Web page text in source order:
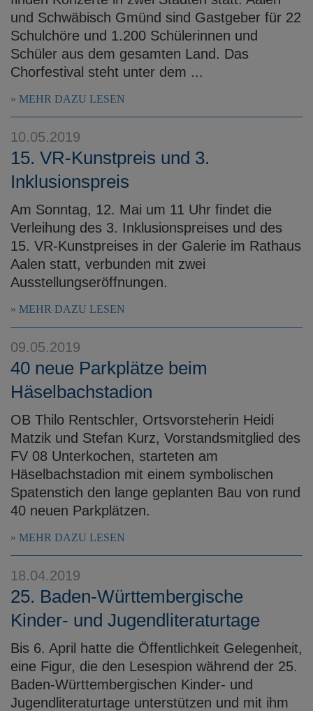
und Schwäbisch Gmünd sind Gastgeber für 22
Schulchöre und 1.200 Schülerinnen und
Schüler aus dem gesamten Land. Das
Chorfestival steht unter dem ...
MEHR DAZU LESEN
10.05.2019
15. VR-Kunstpreis und 3.
Inklusionspreis
Am Sonntag, 12. Mai um 11 Uhr findet die
Verleihung des 3. Inklusionspreises und des
15. VR-Kunstpreises in der Galerie im Rathaus
Aalen statt, verbunden mit zwei
Ausstellungseröffnungen.
MEHR DAZU LESEN
09.05.2019
40 neue Parkplätze beim
Häselbachstadion
OB Thilo Rentschler, Ortsvorsteherin Heidi
Matzik und Stefan Kurz, Vorstandsmitglied des
FV 08 Unterkochen, starteten am
Häselbachstadion mit einem symbolischen
Spatenstich den lange geplanten Bau von rund
40 neuen Parkplätzen.
MEHR DAZU LESEN
18.04.2019
25. Baden-Württembergische
Kinder- und Jugendliteraturtage
Bis 6. April hatte die Öffentlichkeit Gelegenheit,
eine Figur, die den Lesespion während der 25.
Baden-Württembergischen Kinder- und
Jugendliteraturtage unterstützen und mit ihm